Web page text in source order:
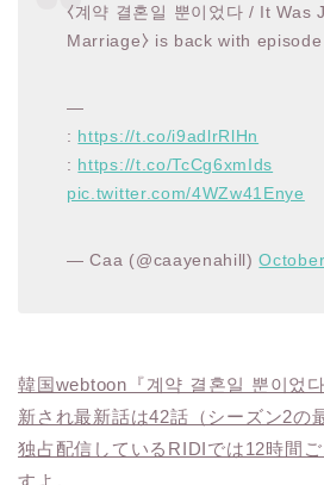
⧼계약 결혼일 뿐이었다 / It Was
Marriage⧽ is back with episode
—
: https://t.co/i9adlrRlHn
: https://t.co/TcCg6xmIds
pic.twitter.com/4WZw41Enye
— Caa (@caayenahill)
韓国webtoon『계약 결혼일 뿐이었
新され最新話は42話（シーズン2の
独占配信しているRIDIでは12時間
すよ。